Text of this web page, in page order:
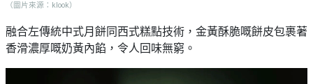
（圖片來源：klook）
融合左傳統中式月餅同西式糕點技術，金黃酥脆嘅餅皮包裹著
香滑濃厚嘅奶黃內餡，令人回味無窮。